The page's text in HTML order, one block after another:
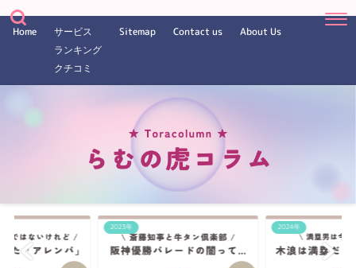
Home
サービス
ランキング
クチコミ
Sitemap Contact us About Us
2023年 2024年